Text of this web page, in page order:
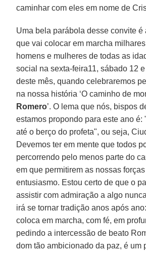
caminhar com eles em nome de
Uma bela parábola desse convite é
que vai colocar em marcha
homens e mulheres de todas as
social na sexta-feira11, sábado 12
deste mês, quando celebraremos
na nossa história ‘O caminho de
Romero’. O lema que nós, bispos
estamos propondo para este ano é:
até o berço do profeta", ou seja,
Devemos ter em mente que todos
percorrendo pelo menos parte do
em que permitirem as nossas
entusiasmo. Estou certo de que o
assistir com admiração a algo
irá se tornar tradição anos após
coloca em marcha, com fé, em
pedindo a intercessão de beato
dom tão ambicionado da paz, é um